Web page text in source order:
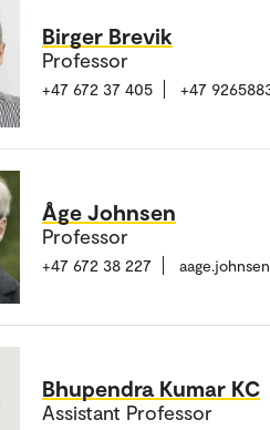
Birger Brevik
Professor
+47 672 37 405 +47
Åge Johnsen
Professor
+47 672 38 227
Bhupendra Kumar KC
Assistant Professor